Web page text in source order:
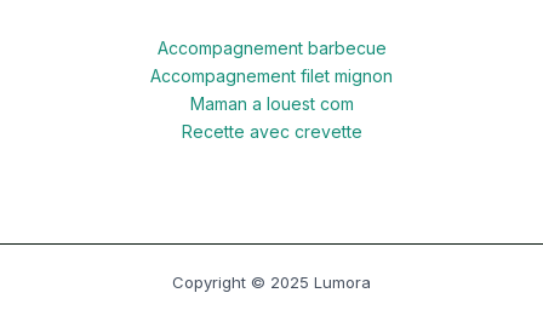
Accompagnement barbecue
Accompagnement filet mignon
Maman a louest com
Recette avec crevette
Copyright © 2025 Lumora